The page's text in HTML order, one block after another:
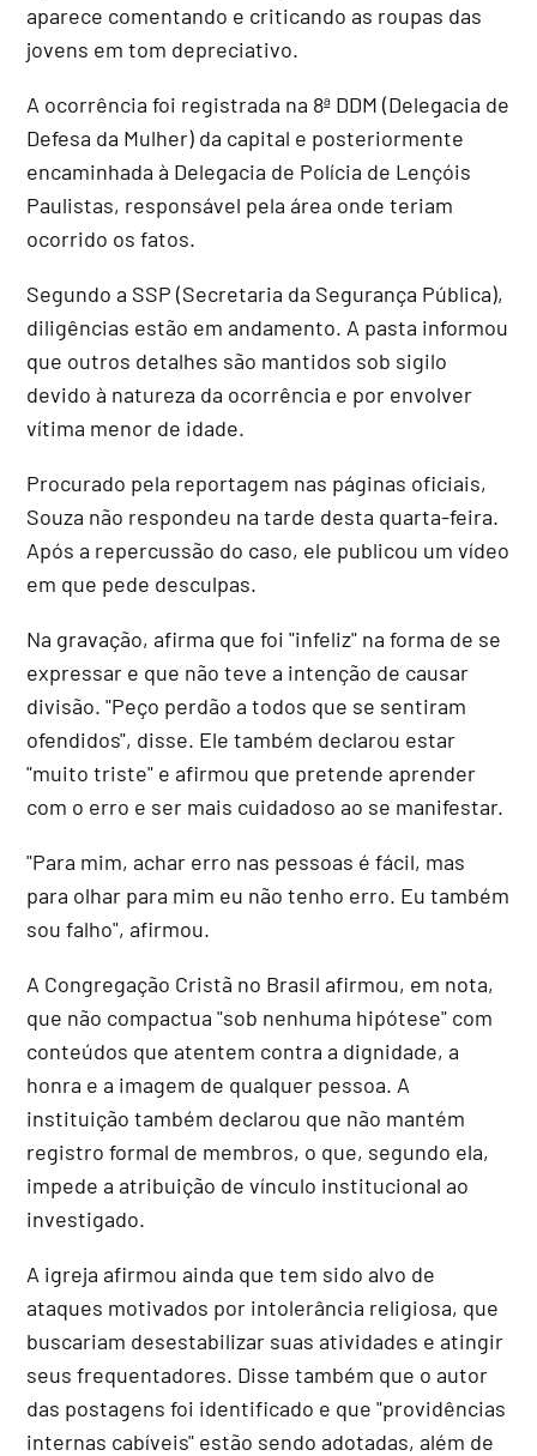
aparece comentando e criticando as roupas das
jovens em tom depreciativo.
A ocorrência foi registrada na 8ª DDM (Delegacia de
Defesa da Mulher) da capital e posteriormente
encaminhada à Delegacia de Polícia de Lençóis
Paulistas, responsável pela área onde teriam
ocorrido os fatos.
Segundo a SSP (Secretaria da Segurança Pública),
diligências estão em andamento. A pasta informou
que outros detalhes são mantidos sob sigilo
devido à natureza da ocorrência e por envolver
vítima menor de idade.
Procurado pela reportagem nas páginas oficiais,
Souza não respondeu na tarde desta quarta-feira.
Após a repercussão do caso, ele publicou um vídeo
em que pede desculpas.
Na gravação, afirma que foi "infeliz" na forma de se
expressar e que não teve a intenção de causar
divisão. "Peço perdão a todos que se sentiram
ofendidos", disse. Ele também declarou estar
"muito triste" e afirmou que pretende aprender
com o erro e ser mais cuidadoso ao se manifestar.
"Para mim, achar erro nas pessoas é fácil, mas
para olhar para mim eu não tenho erro. Eu também
sou falho", afirmou.
A Congregação Cristã no Brasil afirmou, em nota,
que não compactua "sob nenhuma hipótese" com
conteúdos que atentem contra a dignidade, a
honra e a imagem de qualquer pessoa. A
instituição também declarou que não mantém
registro formal de membros, o que, segundo ela,
impede a atribuição de vínculo institucional ao
investigado.
A igreja afirmou ainda que tem sido alvo de
ataques motivados por intolerância religiosa, que
buscariam desestabilizar suas atividades e atingir
seus frequentadores. Disse também que o autor
das postagens foi identificado e que "providências
internas cabíveis" estão sendo adotadas, além de